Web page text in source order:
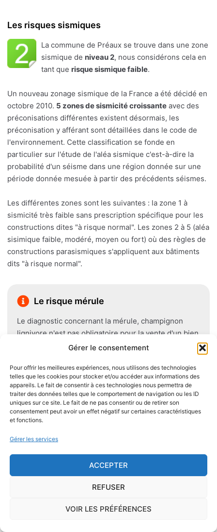
Gérer le consentement
Pour offrir les meilleures expériences, nous utilisons des technologies
telles que les cookies pour stocker et/ou accéder aux informations des
appareils. Le fait de consentir à ces technologies nous permettra de
traiter des données telles que le comportement de navigation ou les ID
uniques sur ce site. Le fait de ne pas consentir ou de retirer son
consentement peut avoir un effet négatif sur certaines caractéristiques
et fonctions.
Gérer les services
ACCEPTER
REFUSER
VOIR LES PRÉFÉRENCES
Les risques sismiques
La commune de Préaux se trouve dans une zone
sismique de niveau 2, nous considérons cela en
tant que risque sismique faible.
Un nouveau zonage sismique de la France a été décidé en
octobre 2010. 5 zones de sismicité croissante avec des
préconisations différentes existent désormais, les
préconisation y afférant sont détaillées dans le code de
l'environnement. Cette classification se fonde en
particulier sur l'étude de l'aléa sismique c'est-à-dire la
probabilité d'un séisme dans une région donnée sur une
période donnée mesuée à partir des précédents séismes.
Les différentes zones sont les suivantes : la zone 1 à
sismicité très faible sans prescription spécifique pour les
constructions dites "à risque normal". Les zones 2 à 5 (aléa
sisimique faible, modéré, moyen ou fort) où des règles de
constructions parasismiques s'appliquent aux bâtiments
dits "à risque normal".
Le risque mérule
Le diagnostic concernant la mérule, champignon
lignivore n'est pas obligatoire pour la vente d'un bien
immobilier hormis dans 20 communes du Finistère
vigilant car des chantiers de champignons lignivores
existent dans de nombreuses communes partout en
France, en particulier dans le Finistère ou à Paris.
Pour se prémunir autant que possible d'éventuelles
du logement, il convient de respecter certaines
règles comme l'utilisation des bois secs, le fait
d'éviter autant que possible lecontact direct entre
le bois et le sol, de s'assurer de l'étanchéité des
façades et toitures, de prévoir des aérations en